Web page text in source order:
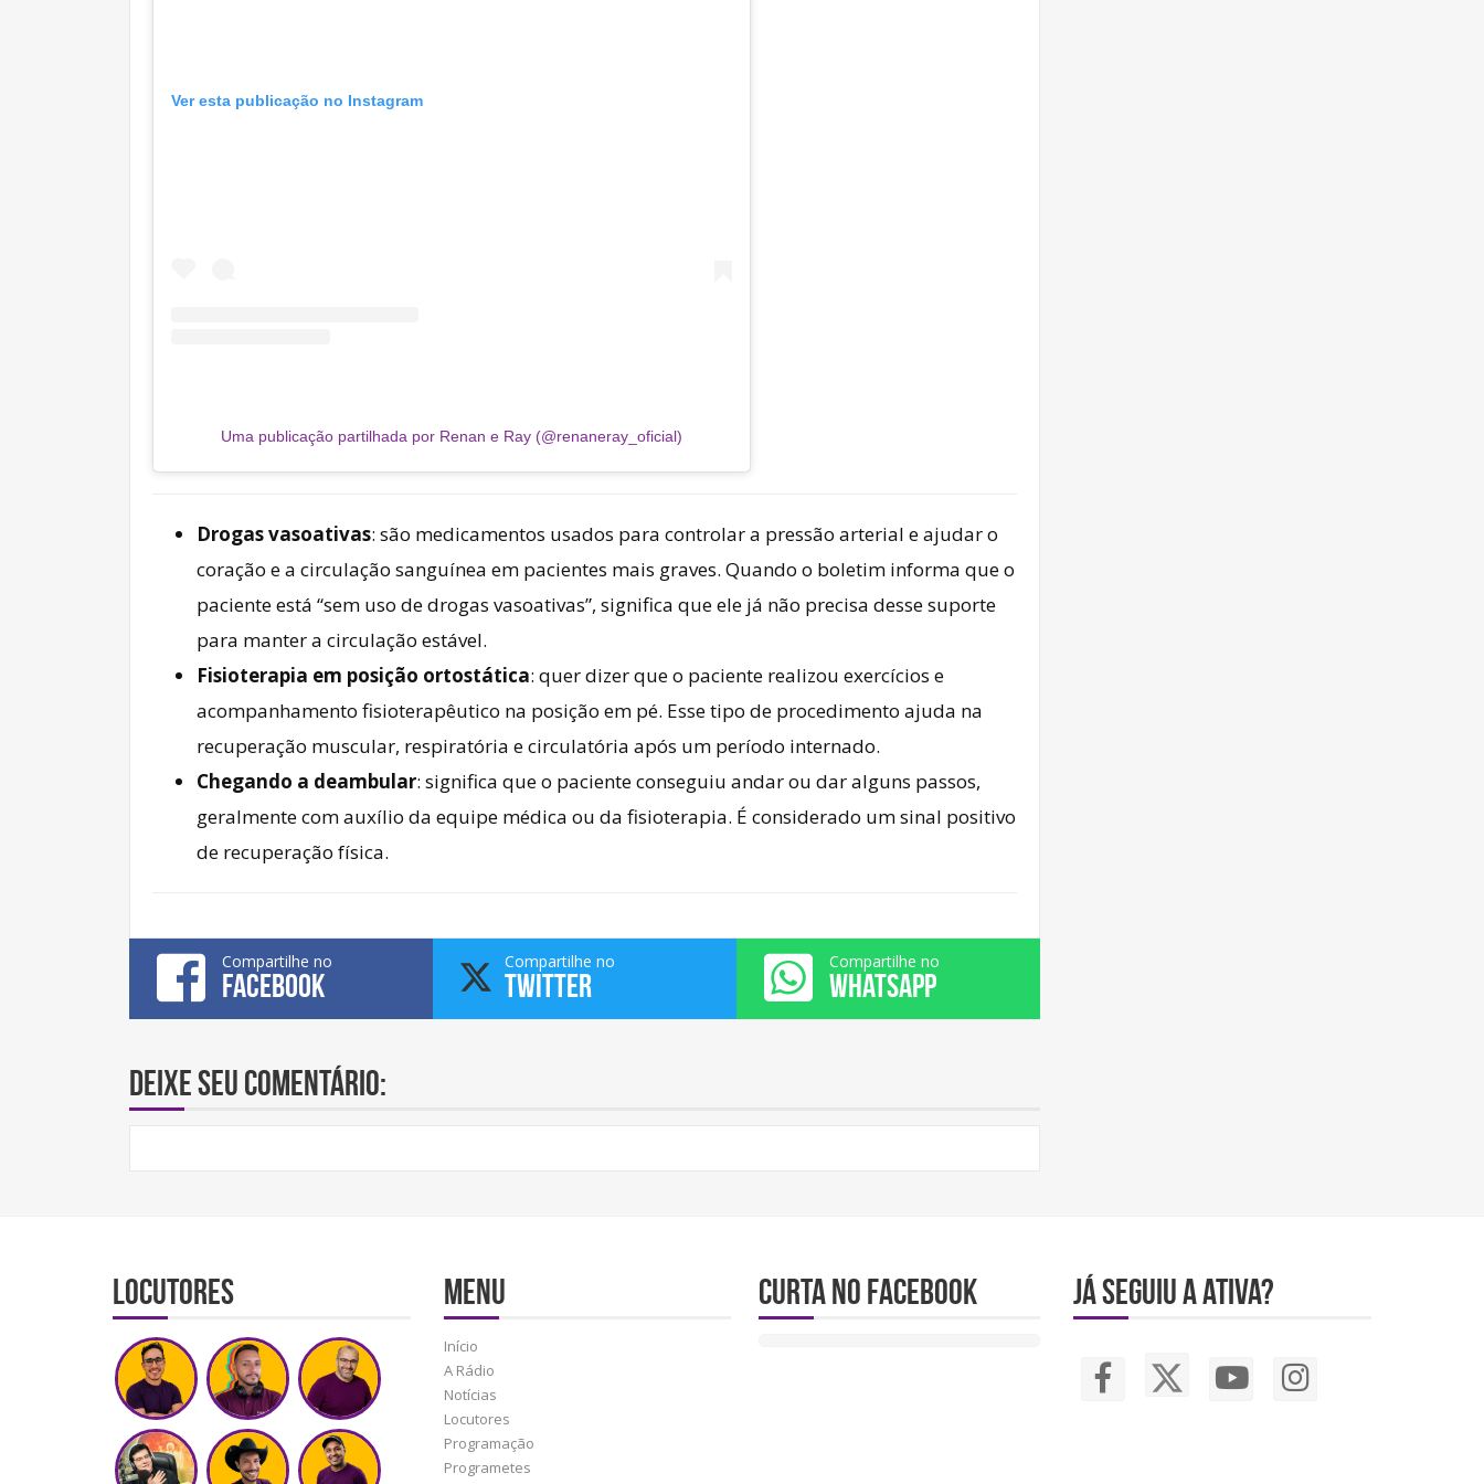
Ver esta publicação no Instagram
Uma publicação partilhada por Renan e Ray (@renaneray_oficial)
Drogas vasoativas: são medicamentos usados para controlar a pressão arterial e ajudar o
coração e a circulação sanguínea em pacientes mais graves. Quando o boletim informa que o
paciente está “sem uso de drogas vasoativas”, significa que ele já não precisa desse suporte
para manter a circulação estável.
Fisioterapia em posição ortostática: quer dizer que o paciente realizou exercícios e
acompanhamento fisioterapêutico na posição em pé. Esse tipo de procedimento ajuda na
recuperação muscular, respiratória e circulatória após um período internado.
Chegando a deambular: significa que o paciente conseguiu andar ou dar alguns passos,
geralmente com auxílio da equipe médica ou da fisioterapia. É considerado um sinal positivo
de recuperação física.
Compartilhe no
FACEBOOK
Compartilhe no
TWITTER
Compartilhe no
WHATSAPP
Deixe seu comentário:
Locutores MENU
Início
A Rádio
Notícias
Locutores
Programação
Programetes
Curta no Facebook JÁ SEGUIU A ATIVA?